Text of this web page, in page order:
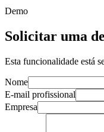
Demo
Solicitar uma
Esta funcionalidade está
Nome
E-mail profissional
Empresa